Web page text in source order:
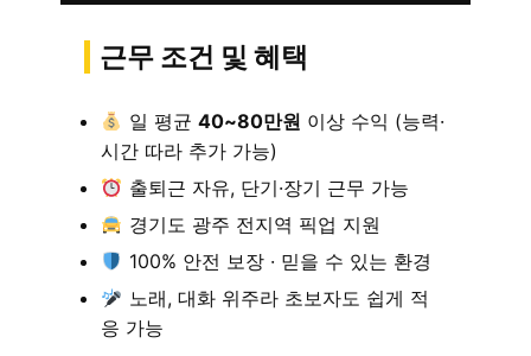
근무 조건 및 혜택
일 평균 40~80만원 이상 수익 (능력·
시간 따라 추가 가능)
출퇴근 자유, 단기·장기 근무 가능
경기도 광주 전지역 픽업 지원
100% 안전 보장 · 믿을 수 있는 환경
노래, 대화 위주라 초보자도 쉽게 적
응 가능